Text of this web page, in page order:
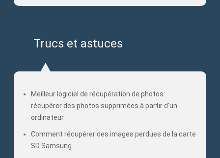
Trucs et astuces
Meilleur logiciel de récupération de photos:
récupérer des photos supprimées à partir d'un
ordinateur
Comment récupérer des images perdues de la carte
SD Samsung